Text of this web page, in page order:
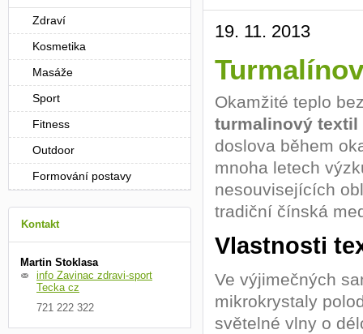
19. 11. 2013
Okamžité teplo
turmalinový textil
doslova během
mnoha letech
nesouvisejících
tradiční čínská
Vlastnosti
Ve výjimečných
mikrokrystaly
světelné vlny o
Zdraví
Kosmetika
Masáže
Sport
Fitness
Outdoor
Formování postavy
Kontakt
Martin Stoklasa
info Zavinac zdravi-sport
Tecka cz
721 222 322